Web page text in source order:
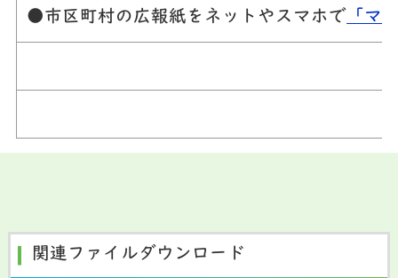
●市区町村の広報紙をネットやスマホで
「マ
関連ファイルダウンロード